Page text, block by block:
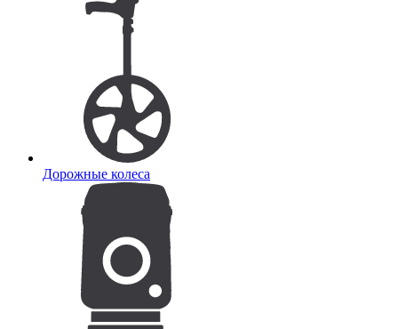
Дорожные колеса